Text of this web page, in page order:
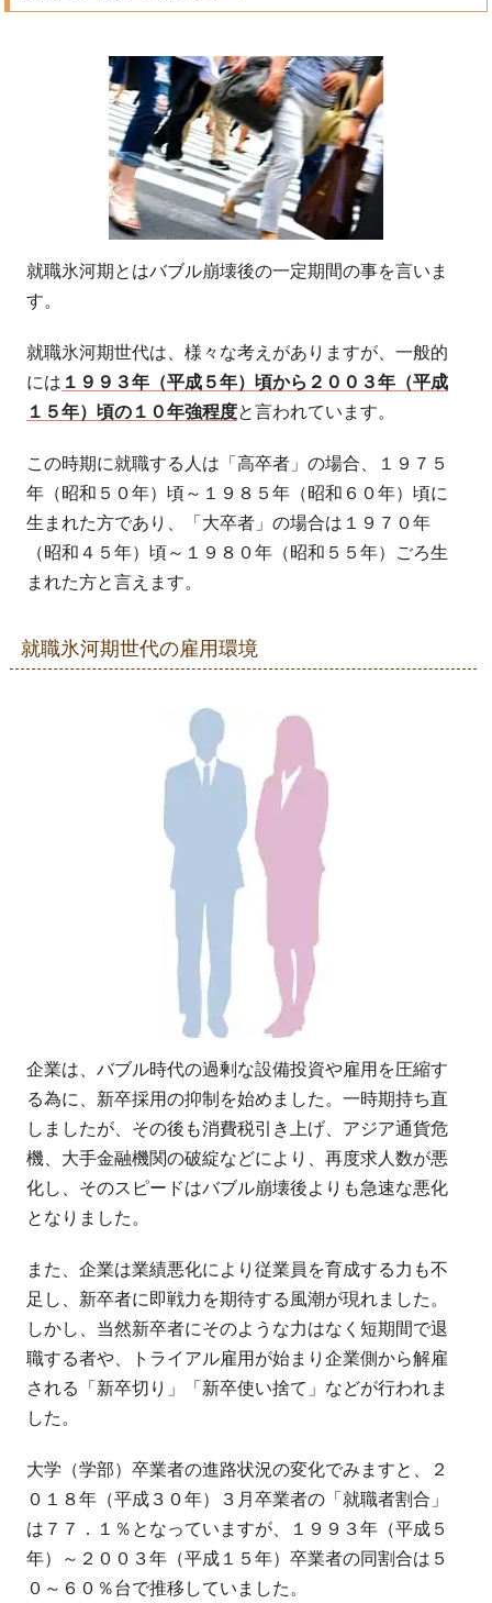
就職氷河期とはバブル崩壊後の一定期間の事を言いま
す。
就職氷河期世代は、様々な考えがありますが、一般的
には １９９３年（平成５年）頃から２００３年（平成
１５年）頃の１０年強程度と言われています。
この時期に就職する人は「高卒者」の場合、１９７５
年（昭和５０年）頃～１９８５年（昭和６０年）頃に
生まれた方であり、「大卒者」の場合は１９７０年
（昭和４５年）頃～１９８０年（昭和５５年）ごろ生
まれた方と言えます。
就職氷河期世代の雇用環境
企業は、バブル時代の過剰な設備投資や雇用を圧縮す
る為に、新卒採用の抑制を始めました。一時期持ち直
しましたが、その後も消費税引き上げ、アジア通貨危
機、大手金融機関の破綻などにより、再度求人数が悪
化し、そのスピードはバブル崩壊後よりも急速な悪化
となりました。
また、企業は業績悪化により従業員を育成する力も不
足し、新卒者に即戦力を期待する風潮が現れました。
しかし、当然新卒者にそのような力はなく短期間で退
職する者や、トライアル雇用が始まり企業側から解雇
される「新卒切り」「新卒使い捨て」などが行われま
した。
大学（学部）卒業者の進路状況の変化でみますと、２
０１８年（平成３０年）３月卒業者の「就職者割合」
は７７．１％となっていますが、１９９３年（平成５
年）～２００３年（平成１５年）卒業者の同割合は５
０～６０％台で推移していました。